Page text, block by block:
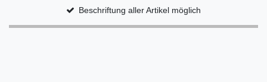
Beschriftung aller Artikel möglich